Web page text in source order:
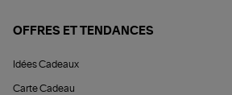
OFFRES ET TENDANCES
Idées Cadeaux
Carte Cadeau